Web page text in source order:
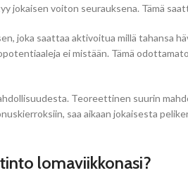
jokaisen voiton seurauksena. Tämä
joka saattaa aktivoitua millä tahansa
ei mistään. Tämä
Teoreettinen suurin
saa aikaan jokaisesta
lomaviikkonasi?